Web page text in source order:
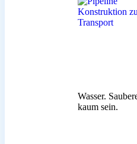
Wasser.
kaum sein.